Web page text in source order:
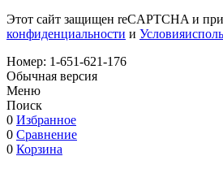
Этот сайт защищен reCAPTCHA и
конфиденциальности и
Номер: 1-651-621-176
Обычная версия
Меню
Поиск
0 Избранное
0 Сравнение
0 Корзина